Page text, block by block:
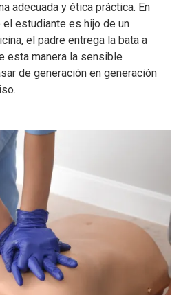
adecuada y ética práctica. En
estudiante es hijo de un
el padre entrega la bata a
esta manera la sensible
de generación en generación